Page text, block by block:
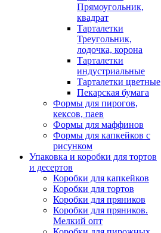
Прямоугольник,
квадрат
Тарталетки
Треугольник,
лодочка, корона
Тарталетки
индустриальные
Тарталетки цветные
Пекарская бумага
Формы для пирогов,
кексов, паев
Формы для маффинов
Формы для капкейков с
рисунком
Упаковка и коробки для тортов
и десертов
Коробки для капкейков
Коробки для тортов
Коробки для пряников
Коробки для пряников.
Мелкий опт